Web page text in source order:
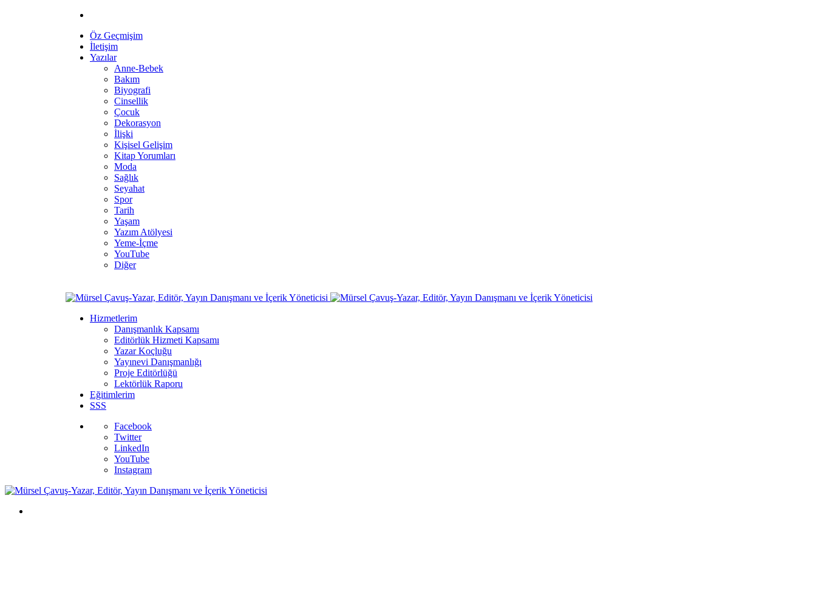
Öz Geçmişim
İletişim
Yazılar
Anne-Bebek
Bakım
Biyografi
Cinsellik
Çocuk
Dekorasyon
İlişki
Kişisel Gelişim
Kitap Yorumları
Moda
Sağlık
Seyahat
Spor
Tarih
Yaşam
Yazım Atölyesi
Yeme-İçme
YouTube
Diğer
Hizmetlerim
Danışmanlık Kapsamı
Editörlük Hizmeti Kapsamı
Yazar Koçluğu
Yayınevi Danışmanlığı
Proje Editörlüğü
Lektörlük Raporu
Eğitimlerim
SSS
Facebook
Twitter
LinkedIn
YouTube
Instagram